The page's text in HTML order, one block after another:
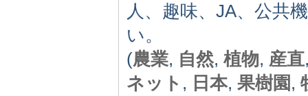
人、趣味、JA、公共
い。
(農業, 自然, 植物, 産直
ネット , 日本, 果樹園 ,